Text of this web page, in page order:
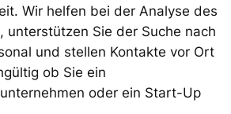
Wir helfen bei der Analyse des
unterstützen Sie der Suche nach
und stellen Kontakte vor Ort
ob Sie ein
oder ein Start-Up